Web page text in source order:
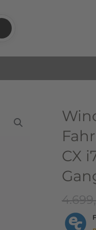
CX
Winora
Elektro-
Fahrrad
Yakun
12
Bosch
i750Wh
27,5"